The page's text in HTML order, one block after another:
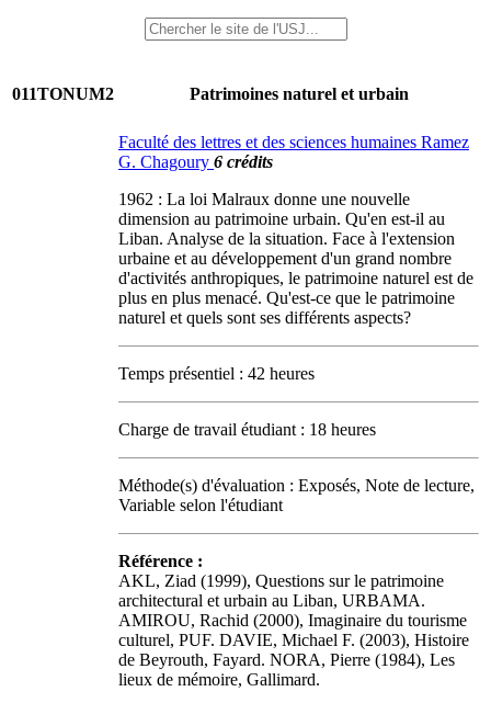
011TONUM2 Patrimoines naturel et urbain
Faculté des lettres et des sciences humaines Ramez
G. Chagoury 6 crédits
1962 : La loi Malraux donne une nouvelle
dimension au patrimoine urbain. Qu'en est-il au
Liban. Analyse de la situation. Face à l'extension
urbaine et au développement d'un grand nombre
d'activités anthropiques, le patrimoine naturel est de
plus en plus menacé. Qu'est-ce que le patrimoine
naturel et quels sont ses différents aspects?
Temps présentiel : 42 heures
Charge de travail étudiant : 18 heures
Méthode(s) d'évaluation : Exposés, Note de lecture,
Variable selon l'étudiant
Référence :
AKL, Ziad (1999), Questions sur le patrimoine
architectural et urbain au Liban, URBAMA.
AMIROU, Rachid (2000), Imaginaire du tourisme
culturel, PUF. DAVIE, Michael F. (2003), Histoire
de Beyrouth, Fayard. NORA, Pierre (1984), Les
lieux de mémoire, Gallimard.